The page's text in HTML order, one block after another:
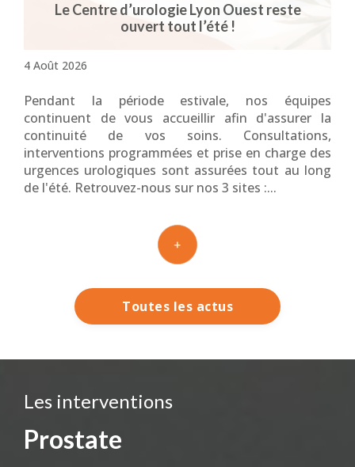
Le Centre d’urologie Lyon Ouest reste
ouvert tout l’été !
4 Août 2026
Pendant la période estivale, nos équipes
continuent de vous accueillir afin d'assurer la
continuité de vos soins. Consultations,
interventions programmées et prise en charge des
urgences urologiques sont assurées tout au long
de l'été. Retrouvez-nous sur nos 3 sites :...
Toutes les actus
Les interventions
Prostate